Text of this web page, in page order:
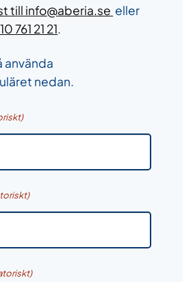
till info@aberia.se eller
761 21 21.
använda
nedan.